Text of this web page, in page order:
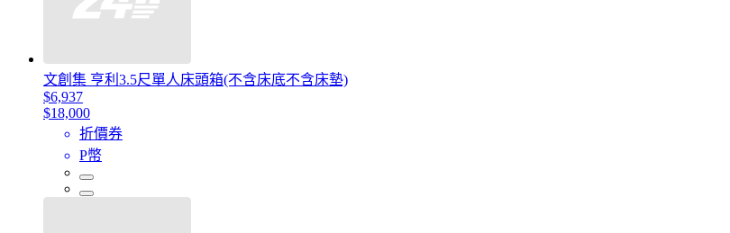
文創集 亨利3.5尺單人床頭箱(不含床底不含床墊)
$6,937
$18,000
折價券
P幣